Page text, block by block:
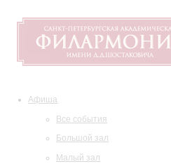
Афиша
Все события
Большой зал
Малый зал